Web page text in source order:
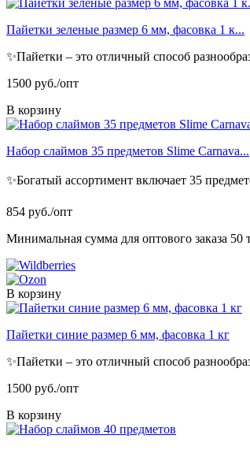
Пайетки зеленые размер 6 мм, фасовка 1 к...
✨Пайетки – это отличный способ
1500 руб./опт
В корзину
Набор слаймов 35 предметов Slime Carnava...
✨Богатый ассортимент включает 35
854 руб./опт
Минимальная сумма для оптового заказа 50
В корзину
Пайетки синие размер 6 мм, фасовка 1 кг
✨Пайетки – это отличный способ
1500 руб./опт
В корзину